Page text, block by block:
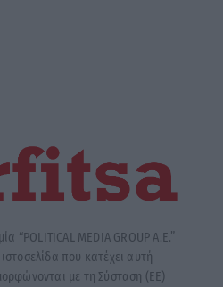
“POLITICAL MEDIA GROUP A.E.”
που κατέχει αυτή
με τη Σύσταση (ΕΕ)